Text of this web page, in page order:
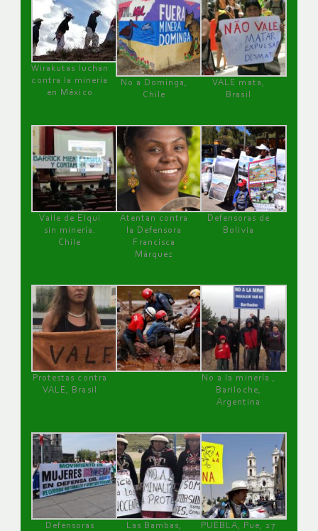
Wirakutas luchan
contra la minería
en México
No a Dominga,
Chile
VALE mata,
Brasil
Valle de Elqui
sin minería.
Chile
Atentan contra
la Defensora
Francisca
Márquez
Defensoras de
Bolivia
Protestas contra
VALE, Brasil
No a la minería ,
Bariloche,
Argentina
Defensoras
Las Bambas,
PUEBLA, Pue, 27